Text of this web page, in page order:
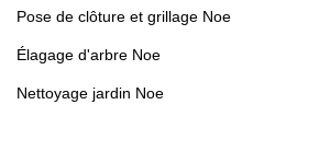
Pose de clôture et grillage Noe
Élagage d'arbre Noe
Nettoyage jardin Noe